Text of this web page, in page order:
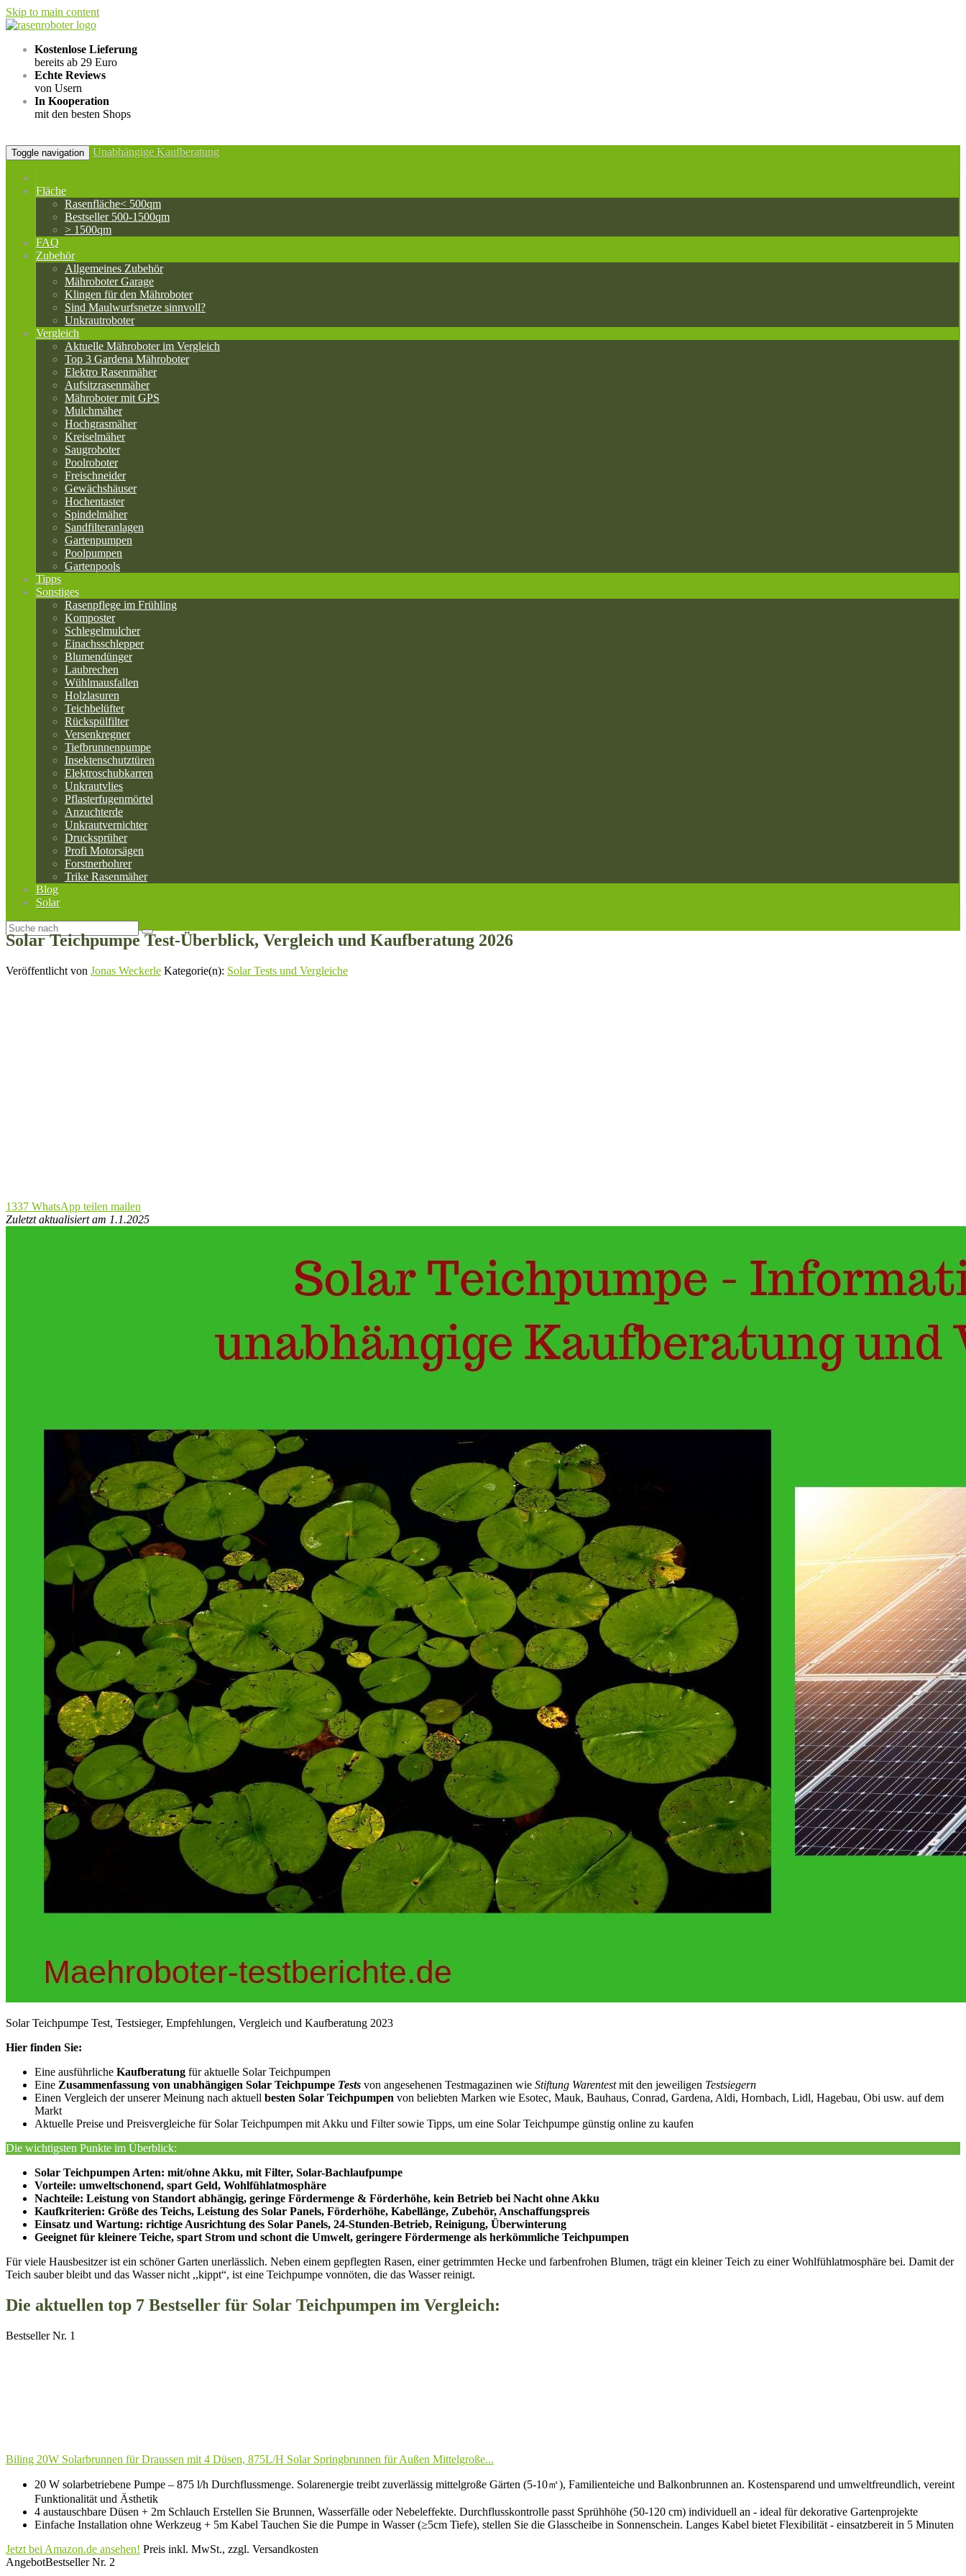
Skip to main content
Kostenlose Lieferung
bereits ab 29 Euro
Echte Reviews
von Usern
In Kooperation
mit den besten Shops
Toggle navigation Unabhängige Kaufberatung
Fläche
Rasenfläche< 500qm
Bestseller 500-1500qm
> 1500qm
FAQ
Zubehör
Allgemeines Zubehör
Mähroboter Garage
Klingen für den Mähroboter
Sind Maulwurfsnetze sinnvoll?
Unkrautroboter
Vergleich
Aktuelle Mähroboter im Vergleich
Top 3 Gardena Mähroboter
Elektro Rasenmäher
Aufsitzrasenmäher
Mähroboter mit GPS
Mulchmäher
Hochgrasmäher
Kreiselmäher
Saugroboter
Poolroboter
Freischneider
Gewächshäuser
Hochentaster
Spindelmäher
Sandfilteranlagen
Gartenpumpen
Poolpumpen
Gartenpools
Tipps
Sonstiges
Rasenpflege im Frühling
Komposter
Schlegelmulcher
Einachsschlepper
Blumendünger
Laubrechen
Wühlmausfallen
Holzlasuren
Teichbelüfter
Rückspülfilter
Versenkregner
Tiefbrunnenpumpe
Insektenschutztüren
Elektroschubkarren
Unkrautvlies
Pflasterfugenmörtel
Anzuchterde
Unkrautvernichter
Drucksprüher
Profi Motorsägen
Forstnerbohrer
Trike Rasenmäher
Blog
Solar
Solar Teichpumpe Test-Überblick, Vergleich und Kaufberatung 2026
Veröffentlicht von Jonas Weckerle Kategorie(n): Solar Tests und Vergleiche
1337 WhatsApp teilen mailen
Zuletzt aktualisiert am 1.1.2025
Solar Teichpumpe Test, Testsieger, Empfehlungen, Vergleich und Kaufberatung 2023
Hier finden Sie:
Eine ausführliche Kaufberatung für aktuelle Solar Teichpumpen
Eine Zusammenfassung von unabhängigen Solar Teichpumpe Tests von angesehenen Testmagazinen wie Stiftung Warentestmit den jeweiligen Testsiegern
Einen Vergleich der unserer Meinung nach aktuell besten Solar Teichpumpen von beliebten Marken wie Esotec, Mauk, Bauhaus, Conrad, Gardena, Aldi, Hornbach, Lidl, Hagebau, Obi usw. auf dem
Markt
Aktuelle Preise und Preisvergleiche für Solar Teichpumpen mit Akku und Filter sowie Tipps, um eine Solar Teichpumpe günstig online zu kaufen
Die wichtigsten Punkte im Überblick:
Solar Teichpumpen Arten: mit/ohne Akku, mit Filter, Solar-Bachlaufpumpe
Vorteile: umweltschonend, spart Geld, Wohlfühlatmosphäre
Nachteile: Leistung von Standort abhängig, geringe Fördermenge & Förderhöhe, kein Betrieb bei Nacht ohne Akku
Kaufkriterien: Größe des Teichs, Leistung des Solar Panels, Förderhöhe, Kabellänge, Zubehör, Anschaffungspreis
Einsatz und Wartung: richtige Ausrichtung des Solar Panels, 24-Stunden-Betrieb, Reinigung, Überwinterung
Geeignet für kleinere Teiche, spart Strom und schont die Umwelt, geringere Fördermenge als herkömmliche Teichpumpen
Für viele Hausbesitzer ist ein schöner Garten unerlässlich. Neben einem gepflegten Rasen, einer getrimmten Hecke und farbenfrohen Blumen, trägt ein kleiner Teich zu einer Wohlfühlatmosphäre bei. Damit der
Teich sauber bleibt und das Wasser nicht ,,kippt“, ist eine Teichpumpe vonnöten, die das Wasser reinigt.
Die aktuellen top 7 Bestseller für Solar Teichpumpen im Vergleich:
Bestseller Nr. 1
Biling 20W Solarbrunnen für Draussen mit 4 Düsen, 875L/H Solar Springbrunnen für Außen Mittelgroße...
20 W solarbetriebene Pumpe – 875 l/h Durchflussmenge. Solarenergie treibt zuverlässig mittelgroße Gärten (5-10㎡), Familienteiche und Balkonbrunnen an. Kostensparend und umweltfreundlich, vereint
Funktionalität und Ästhetik
4 austauschbare Düsen + 2m Schlauch Erstellen Sie Brunnen, Wasserfälle oder Nebeleffekte. Durchflusskontrolle passt Sprühhöhe (50-120 cm) individuell an - ideal für dekorative Gartenprojekte
Einfache Installation ohne Werkzeug + 5m Kabel Tauchen Sie die Pumpe in Wasser (≥5cm Tiefe), stellen Sie die Glasscheibe in Sonnenschein. Langes Kabel bietet Flexibilität - einsatzbereit in 5 Minuten
Jetzt bei Amazon.de ansehen! Preis inkl. MwSt., zzgl. Versandkosten
AngebotBestseller Nr. 2